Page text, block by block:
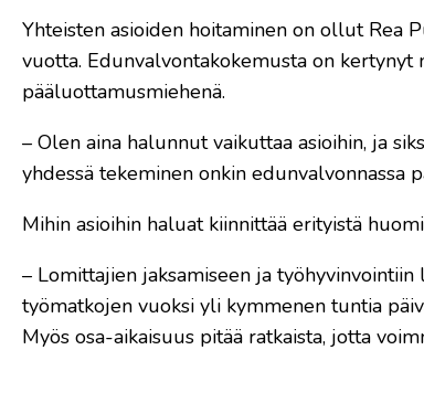
Yhteisten asioiden hoitaminen on ollut Rea
vuotta. Edunvalvontakokemusta on
pääluottamusmiehenä.
– Olen aina halunnut vaikuttaa asioihin, ja
yhdessä tekeminen onkin edunvalvonnassa
Mihin asioihin haluat kiinnittää erityistä
– Lomittajien jaksamiseen ja
työmatkojen vuoksi yli kymmenen tuntia
Myös osa-aikaisuus pitää ratkaista, jotta